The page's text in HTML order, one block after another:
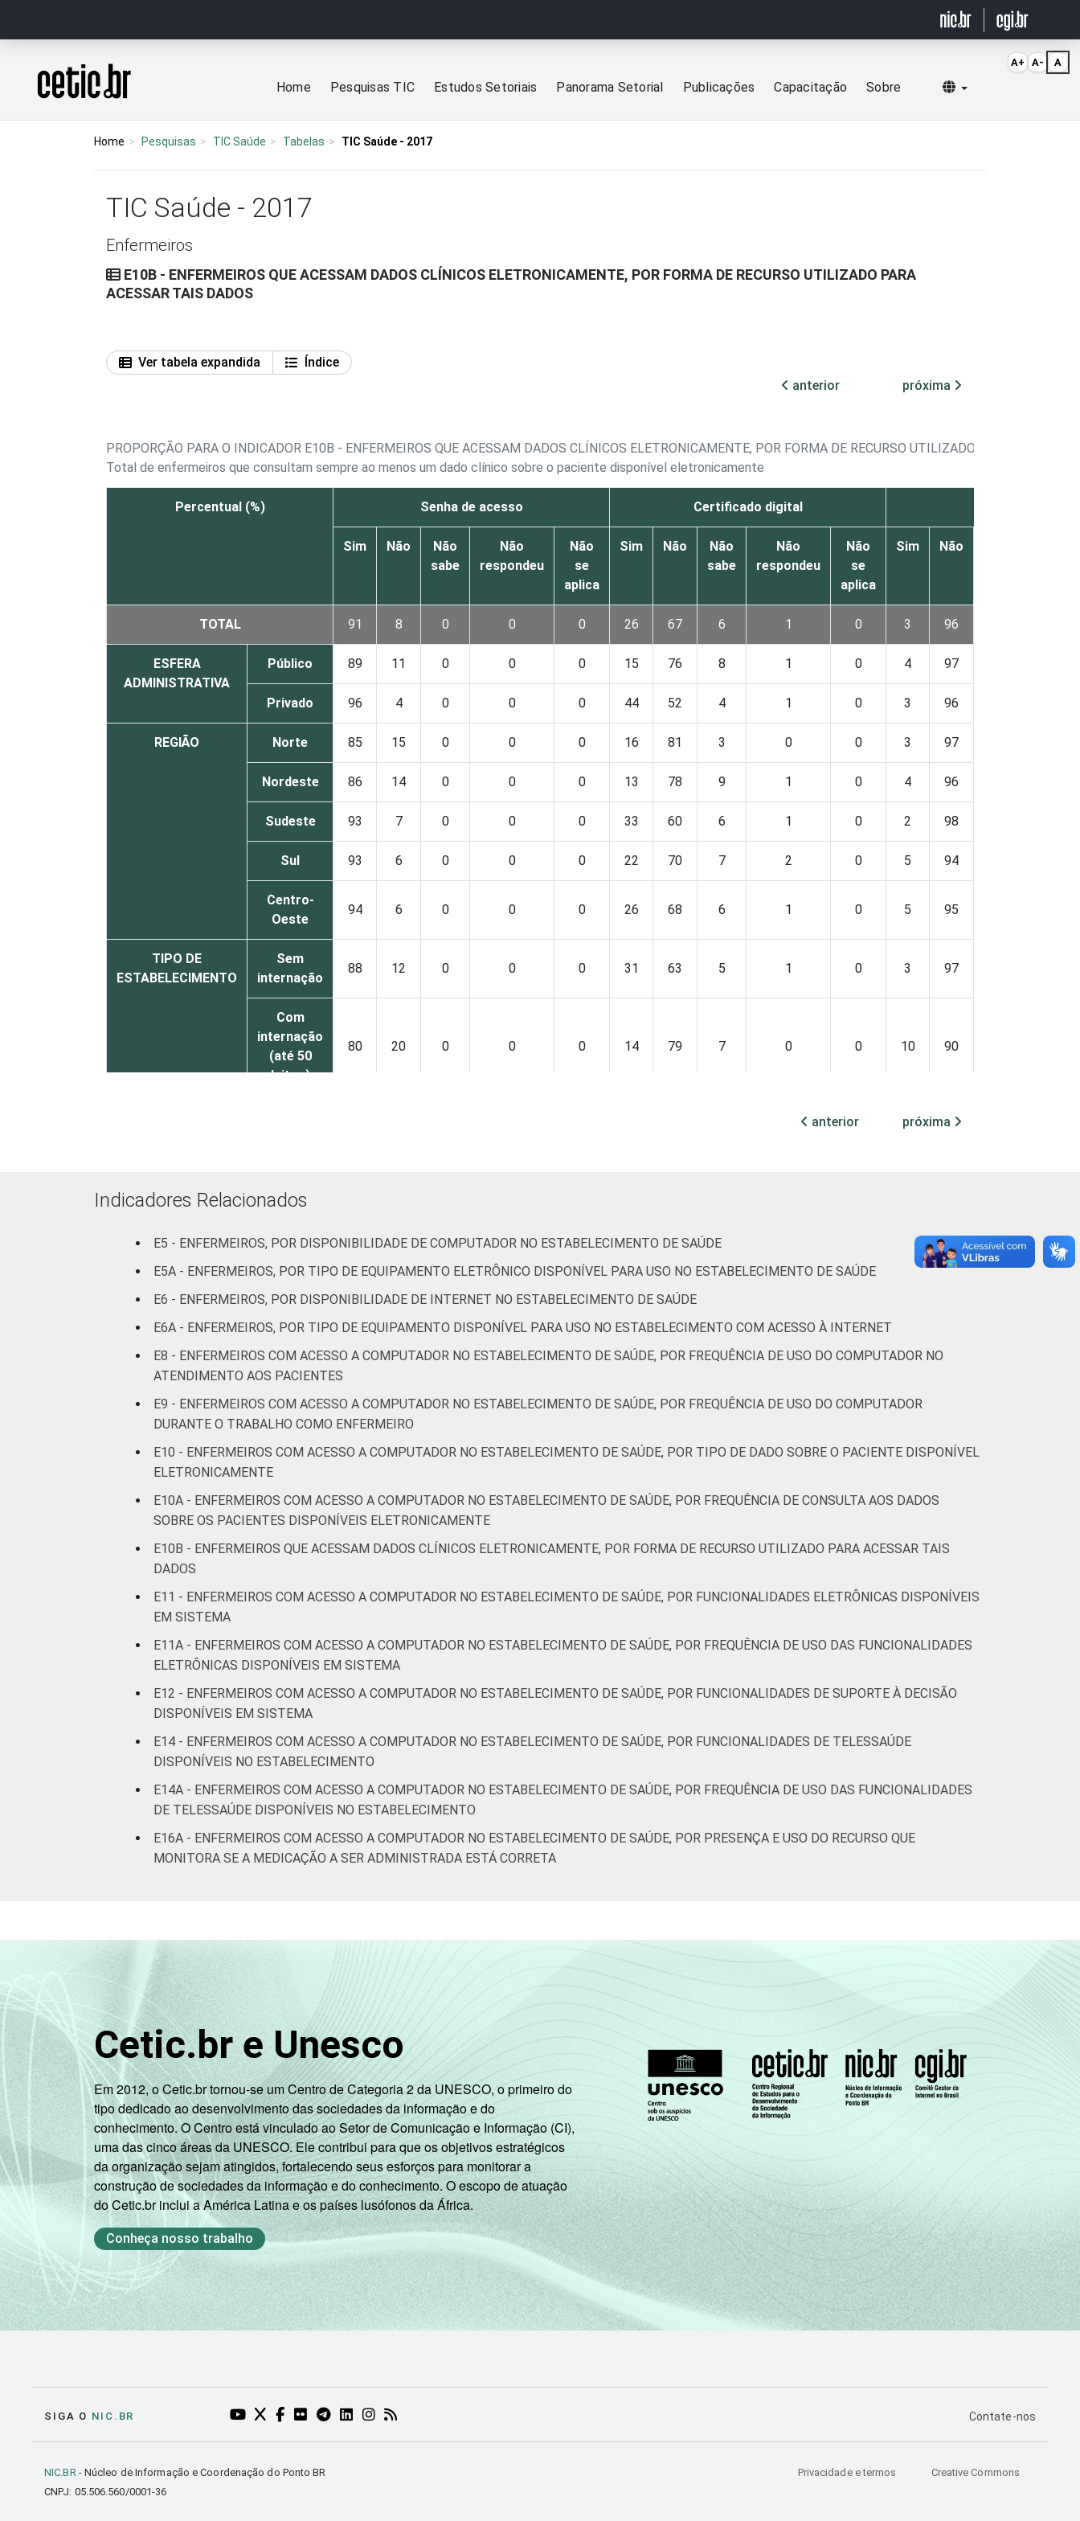
Página inicial
Home Pesquisas TIC Estudos Setoriais Panorama Setorial Publicações Capacitação Sobre Selecionar idioma
Home Pesquisas TIC Saúde Tabelas TIC Saúde - 2017
TIC Saúde - 2017
Enfermeiros
E10B - ENFERMEIROS QUE ACESSAM DADOS CLÍNICOS ELETRONICAMENTE, POR FORMA DE RECURSO UTILIZADO PARA
ACESSAR TAIS DADOS
Ver tabela expandida
Índice
anterior
próxima
PROPORÇÃO PARA O INDICADOR E10B - ENFERMEIROS QUE ACESSAM DADOS CLÍNICOS ELETRONICAMENTE, POR FORMA DE RECURSO UTILIZADO PARA ACESSAR
Total de enfermeiros que consultam sempre ao menos um dado clínico sobre o paciente disponível eletronicamente
Percentual (%) Senha de acesso Certificado digital
Sim Não
Não
sabe
Não
respondeu
Não
se
aplica
Sim Não
Não
sabe
Não
respondeu
Não
se
aplica
Sim Não
TOTAL 91 8 0 0 0 26 67 6 1 0 3 96
ESFERA
ADMINISTRATIVA
Público 89 11 0 0 0 15 76 8 1 0 4 97
Privado 96 4 0 0 0 44 52 4 1 0 3 96
REGIÃO Norte 85 15 0 0 0 16 81 3 0 0 3 97
Nordeste 86 14 0 0 0 13 78 9 1 0 4 96
Sudeste 93 7 0 0 0 33 60 6 1 0 2 98
Sul 93 6 0 0 0 22 70 7 2 0 5 94
Centro-
Oeste
94 6 0 0 0 26 68 6 1 0 5 95
TIPO DE
ESTABELECIMENTO
Sem
internação
88 12 0 0 0 31 63 5 1 0 3 97
Com
internação
(até 50
leitos)
80 20 0 0 0 14 79 7 0 0 10 90
De 31 a 40
91 9 0 0 0 27 68 4 0 0
De 41
anos ou
mais
93 7 0 0 0 22 67 8 2 0 4
LOCALIZAÇÃO Capital 96 4 0 0 0 21 68 11 1 0 4
Interior 89 11 0 0 0 28 67 4 1 0 3 97
tecnologias de informação e comunicação nos estabelecimentos de saúde brasileiros – TIC Saúde 2017.
anterior próxima
Indicadores Relacionados
E5 - ENFERMEIROS, POR DISPONIBILIDADE DE COMPUTADOR NO ESTABELECIMENTO DE SAÚDE
E5A - ENFERMEIROS, POR TIPO DE EQUIPAMENTO ELETRÔNICO DISPONÍVEL PARA USO NO ESTABELECIMENTO DE SAÚDE
E6 - ENFERMEIROS, POR DISPONIBILIDADE DE INTERNET NO ESTABELECIMENTO DE SAÚDE
E6A - ENFERMEIROS, POR TIPO DE EQUIPAMENTO DISPONÍVEL PARA USO NO ESTABELECIMENTO COM ACESSO À INTERNET
E8 - ENFERMEIROS COM ACESSO A COMPUTADOR NO ESTABELECIMENTO DE SAÚDE, POR FREQUÊNCIA DE USO DO COMPUTADOR NO
ATENDIMENTO AOS PACIENTES
E9 - ENFERMEIROS COM ACESSO A COMPUTADOR NO ESTABELECIMENTO DE SAÚDE, POR FREQUÊNCIA DE USO DO COMPUTADOR
DURANTE O TRABALHO COMO ENFERMEIRO
E10 - ENFERMEIROS COM ACESSO A COMPUTADOR NO ESTABELECIMENTO DE SAÚDE, POR TIPO DE DADO SOBRE O PACIENTE DISPONÍVEL
ELETRONICAMENTE
E10A - ENFERMEIROS COM ACESSO A COMPUTADOR NO ESTABELECIMENTO DE SAÚDE, POR FREQUÊNCIA DE CONSULTA AOS DADOS
SOBRE OS PACIENTES DISPONÍVEIS ELETRONICAMENTE
E10B - ENFERMEIROS QUE ACESSAM DADOS CLÍNICOS ELETRONICAMENTE, POR FORMA DE RECURSO UTILIZADO PARA ACESSAR TAIS
DADOS
E11 - ENFERMEIROS COM ACESSO A COMPUTADOR NO ESTABELECIMENTO DE SAÚDE, POR FUNCIONALIDADES ELETRÔNICAS DISPONÍVEIS
EM SISTEMA
E11A - ENFERMEIROS COM ACESSO A COMPUTADOR NO ESTABELECIMENTO DE SAÚDE, POR FREQUÊNCIA DE USO DAS FUNCIONALIDADES
ELETRÔNICAS DISPONÍVEIS EM SISTEMA
E12 - ENFERMEIROS COM ACESSO A COMPUTADOR NO ESTABELECIMENTO DE SAÚDE, POR FUNCIONALIDADES DE SUPORTE À DECISÃO
DISPONÍVEIS EM SISTEMA
E14 - ENFERMEIROS COM ACESSO A COMPUTADOR NO ESTABELECIMENTO DE SAÚDE, POR FUNCIONALIDADES DE TELESSAÚDE
DISPONÍVEIS NO ESTABELECIMENTO
E14A - ENFERMEIROS COM ACESSO A COMPUTADOR NO ESTABELECIMENTO DE SAÚDE, POR FREQUÊNCIA DE USO DAS FUNCIONALIDADES
DE TELESSAÚDE DISPONÍVEIS NO ESTABELECIMENTO
E16A - ENFERMEIROS COM ACESSO A COMPUTADOR NO ESTABELECIMENTO DE SAÚDE, POR PRESENÇA E USO DO RECURSO QUE
MONITORA SE A MEDICAÇÃO A SER ADMINISTRADA ESTÁ CORRETA
Cetic.br e Unesco
Em 2012, o Cetic.br tornou-se um Centro de Categoria 2 da UNESCO, o primeiro do
tipo dedicado ao desenvolvimento das sociedades da informação e do
conhecimento. O Centro está vinculado ao Setor de Comunicação e Informação (CI),
uma das cinco áreas da UNESCO. Ele contribui para que os objetivos estratégicos
da organização sejam atingidos, fortalecendo seus esforços para monitorar a
construção de sociedades da informação e do conhecimento. O escopo de atuação
do Cetic.br inclui a América Latina e os países lusófonos da África.
Conheça nosso trabalho
SIGA O NIC.BR YOUTUBE DO NIC.BR (ABRE EM NOVA ABA)
TWITTER DO NIC.BR (ABRE EM NOVA ABA)
FACEBOOK DO NIC.BR (ABRE EM NOVA ABA)
FLICKR DO NIC.BR (ABRE EM NOVA ABA)
TELEGRAM DO NIC.BR (ABRE EM NOVA ABA)
LINKEDIN DO NIC.BR (ABRE EM NOVA ABA)
INSTAGRAM DO NIC.BR (ABRE EM NOVA ABA)
RSS DO NIC.BR (ABRE EM NOVA ABA) PÁGINA DE
Contate-nos
NIC.BR- Núcleo de Informação e Coordenação do Ponto BR
CNPJ: 05.506.560/0001-36
Privacidade e termos Creative Commons
A+ A- A